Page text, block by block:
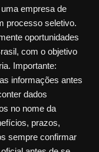
empresa de
processo seletivo.
oportunidades
com o objetivo
Importante:
informações antes
dados
no nome da
prazos,
sempre confirmar